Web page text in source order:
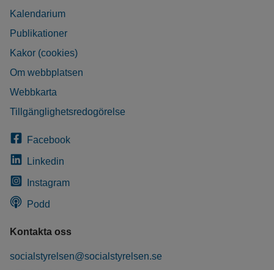
Kalendarium
Publikationer
Kakor (cookies)
Om webbplatsen
Webbkarta
Tillgänglighetsredogörelse
Facebook
Linkedin
Instagram
Podd
Kontakta oss
socialstyrelsen@socialstyrelsen.se